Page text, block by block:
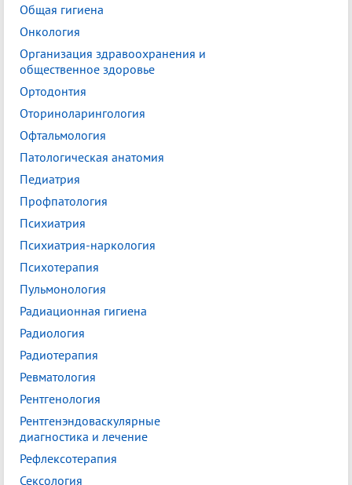
Общая гигиена
Онкология
Организация здравоохранения и
общественное здоровье
Ортодонтия
Оториноларингология
Офтальмология
Патологическая анатомия
Педиатрия
Профпатология
Психиатрия
Психиатрия-наркология
Психотерапия
Пульмонология
Радиационная гигиена
Радиология
Радиотерапия
Ревматология
Рентгенология
Рентгенэндоваскулярные
диагностика и лечение
Рефлексотерапия
Сексология